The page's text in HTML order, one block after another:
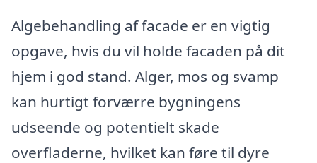
Algebehandling af facade er en vigtig
opgave, hvis du vil holde facaden på dit
hjem i god stand. Alger, mos og svamp
kan hurtigt forværre bygningens
udseende og potentielt skade
overfladerne, hvilket kan føre til dyre